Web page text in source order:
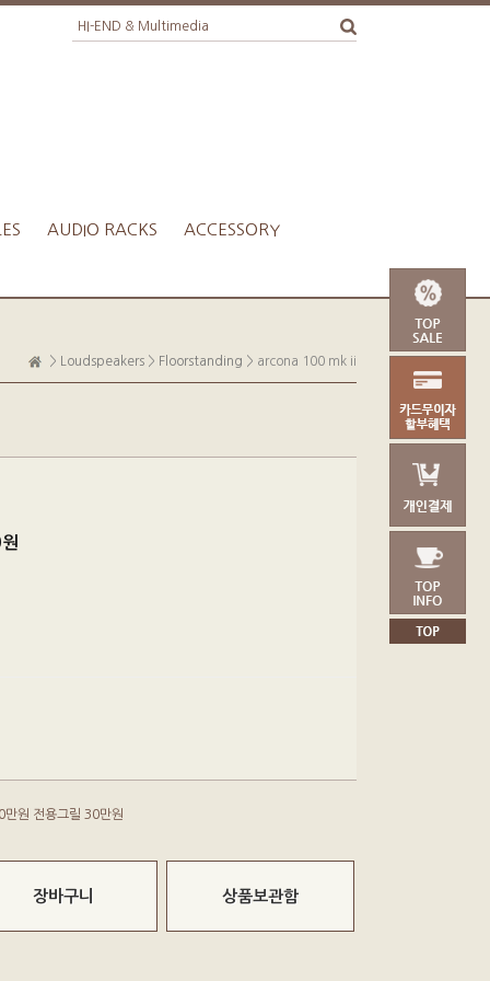
AUDIO RACKS ACCESSORY
> Loudspeakers > Floorstanding > arcona 100 mk ii
원
원 전용그릴 30만원
장바구니 상품보관함